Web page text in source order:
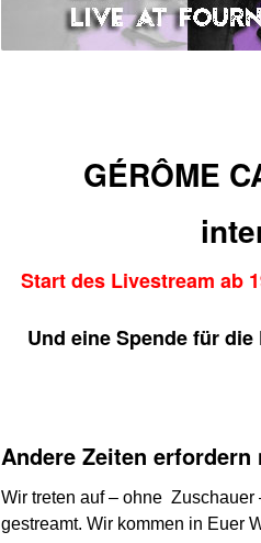
GÉRÔME
Start des Livestream ab
Und eine Spende für
Andere Zeiten erfordern
Wir treten auf – ohne
gestreamt. Wir kommen in Euer